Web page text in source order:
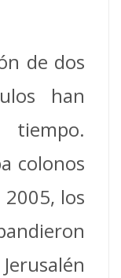
de dos
han
colonos
2005, los